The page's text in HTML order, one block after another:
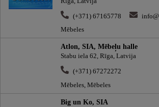
(+371) 67165778
Mēbeles
Atlon, SIA, Mēbeļu halle
Stabu iela 62, Rīga, Latvija
(+371) 67272272
Mēbeles, Mēbeles
Big un Ko, SIA